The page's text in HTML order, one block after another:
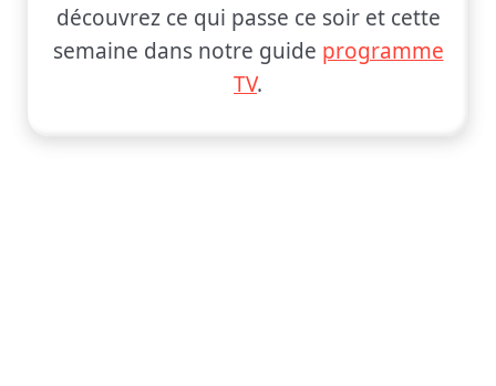
découvrez ce qui passe ce soir et cette
semaine dans notre guide programme
TV.